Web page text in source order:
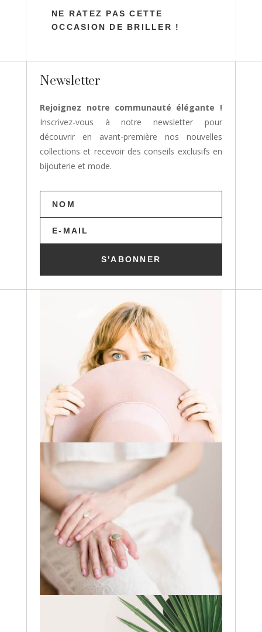
NE RATEZ PAS CETTE
OCCASION DE BRILLER !
Newsletter
Rejoignez notre communauté élégante !
Inscrivez-vous à notre newsletter pour
découvrir en avant-première nos nouvelles
collections et recevoir des conseils exclusifs en
bijouterie et mode.
S'ABONNER